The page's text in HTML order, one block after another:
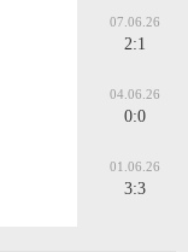
07.06.26
2:1
04.06.26
0:0
01.06.26
3:3